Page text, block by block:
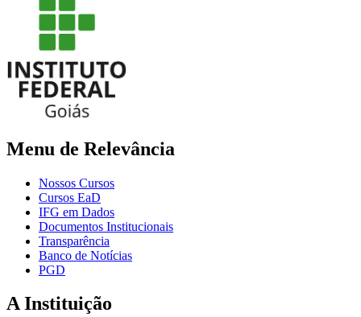
Menu de Relevância
Nossos Cursos
Cursos EaD
IFG em Dados
Documentos Institucionais
Transparência
Banco de Notícias
PGD
A Instituição